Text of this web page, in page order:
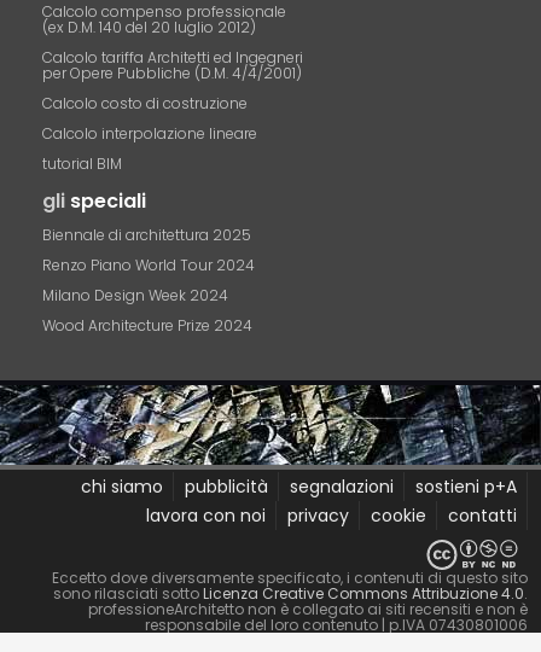
Calcolo compenso professionale
(ex D.M. 140 del 20 luglio 2012)
Calcolo tariffa Architetti ed Ingegneri
per Opere Pubbliche (D.M. 4/4/2001)
Calcolo costo di costruzione
Calcolo interpolazione lineare
tutorial BIM
gli speciali
Biennale di architettura 2025
Renzo Piano World Tour 2024
Milano Design Week 2024
Wood Architecture Prize 2024
chi siamo pubblicità segnalazioni
sostieni p+A
lavora con noi
privacy cookie contatti
Eccetto dove diversamente specificato, i contenuti di questo sito
sono rilasciati sottoLicenza Creative Commons Attribuzione 4.0.
professioneArchitetto non è collegato ai siti recensiti e non è
responsabile del loro contenuto | p.IVA 07430801006